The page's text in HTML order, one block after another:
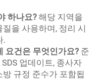
하나요? 해당 지역을
을 사용하며, 정리 시
.
요건은 무엇인가요? 준
업데이트, 종사자
방 규정 준수가 포함됩